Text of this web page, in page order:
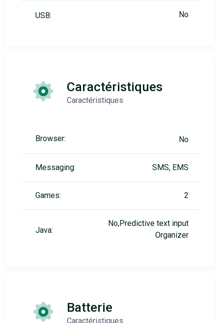
USB: No
Caractéristiques
Caractéristiques
Browser: No
Messaging: SMS, EMS
Games: 2
Java:
No,Predictive text input
Organizer
Batterie
Caractéristiques